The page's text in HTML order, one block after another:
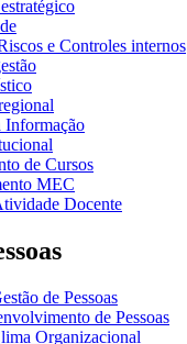
e Controles internos
Informação
de Cursos
MEC
Docente
de Pessoas
de Pessoas
Organizacional